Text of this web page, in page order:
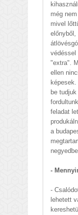
még
mivel
előnyből,
védéssel
"extra".
ellen
be
feladat
a
-
-
lehetett